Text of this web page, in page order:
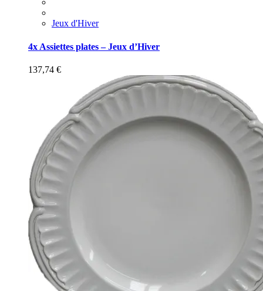
Jeux d'Hiver
4x Assiettes plates – Jeux d’Hiver
137,74 €